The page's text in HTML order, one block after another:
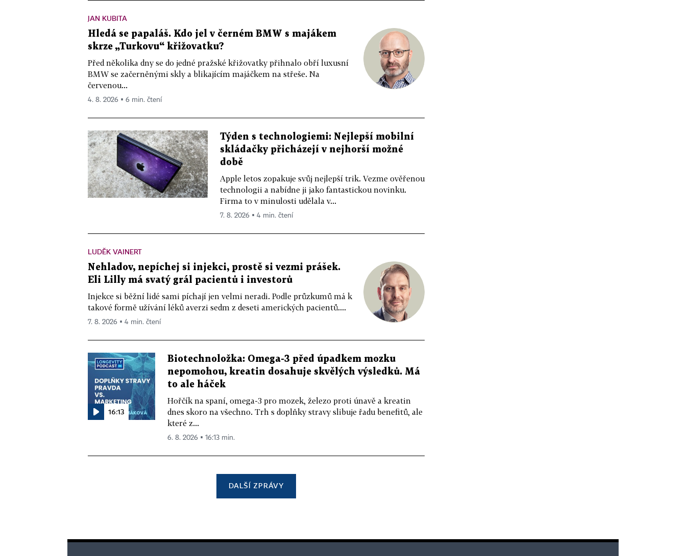
JAN KUBITA
Hledá se papaláš. Kdo jel v černém BMW s majákem
skrze „Turkovu“ křižovatku?
Před několika dny se do jedné pražské křižovatky přihnalo obří luxusní
BMW se začerněnými skly a blikajícím majáčkem na střeše. Na
červenou...
4. 8. 2026 ▪ 6 min. čtení
Týden s technologiemi: Nejlepší mobilní
skládačky přicházejí v nejhorší možné
době
Apple letos zopakuje svůj nejlepší trik. Vezme ověřenou
technologii a nabídne ji jako fantastickou novinku.
Firma to v minulosti udělala v...
7. 8. 2026 ▪ 4 min. čtení
LUDĚK VAINERT
Nehladov, nepíchej si injekci, prostě si vezmi prášek.
Eli Lilly má svatý grál pacientů i investorů
Injekce si běžní lidé sami píchají jen velmi neradi. Podle průzkumů má k
takové formě užívání léků averzi sedm z deseti amerických pacientů....
7. 8. 2026 ▪ 4 min. čtení
16:13
Biotechnoložka: Omega-3 před úpadkem mozku
nepomohou, kreatin dosahuje skvělých výsledků. Má
to ale háček
Hořčík na spaní, omega-3 pro mozek, železo proti únavě a kreatin
dnes skoro na všechno. Trh s doplňky stravy slibuje řadu benefitů, ale
které z...
6. 8. 2026 ▪ 16:13 min.
DALŠÍ ZPRÁVY